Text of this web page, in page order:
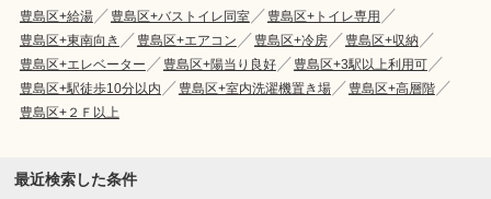
豊島区+給湯 豊島区+バストイレ同室
豊島区+トイレ専用
豊島区+東南向き
豊島区+エアコン 豊島区+冷房
豊島区+収納
豊島区+エレベーター
豊島区+陽当り良好
豊島区+3駅以上利用可
豊島区+駅徒歩10分以内
豊島区+室内洗濯機置き場
豊島区+高層階
豊島区+２Ｆ以上
最近検索した条件